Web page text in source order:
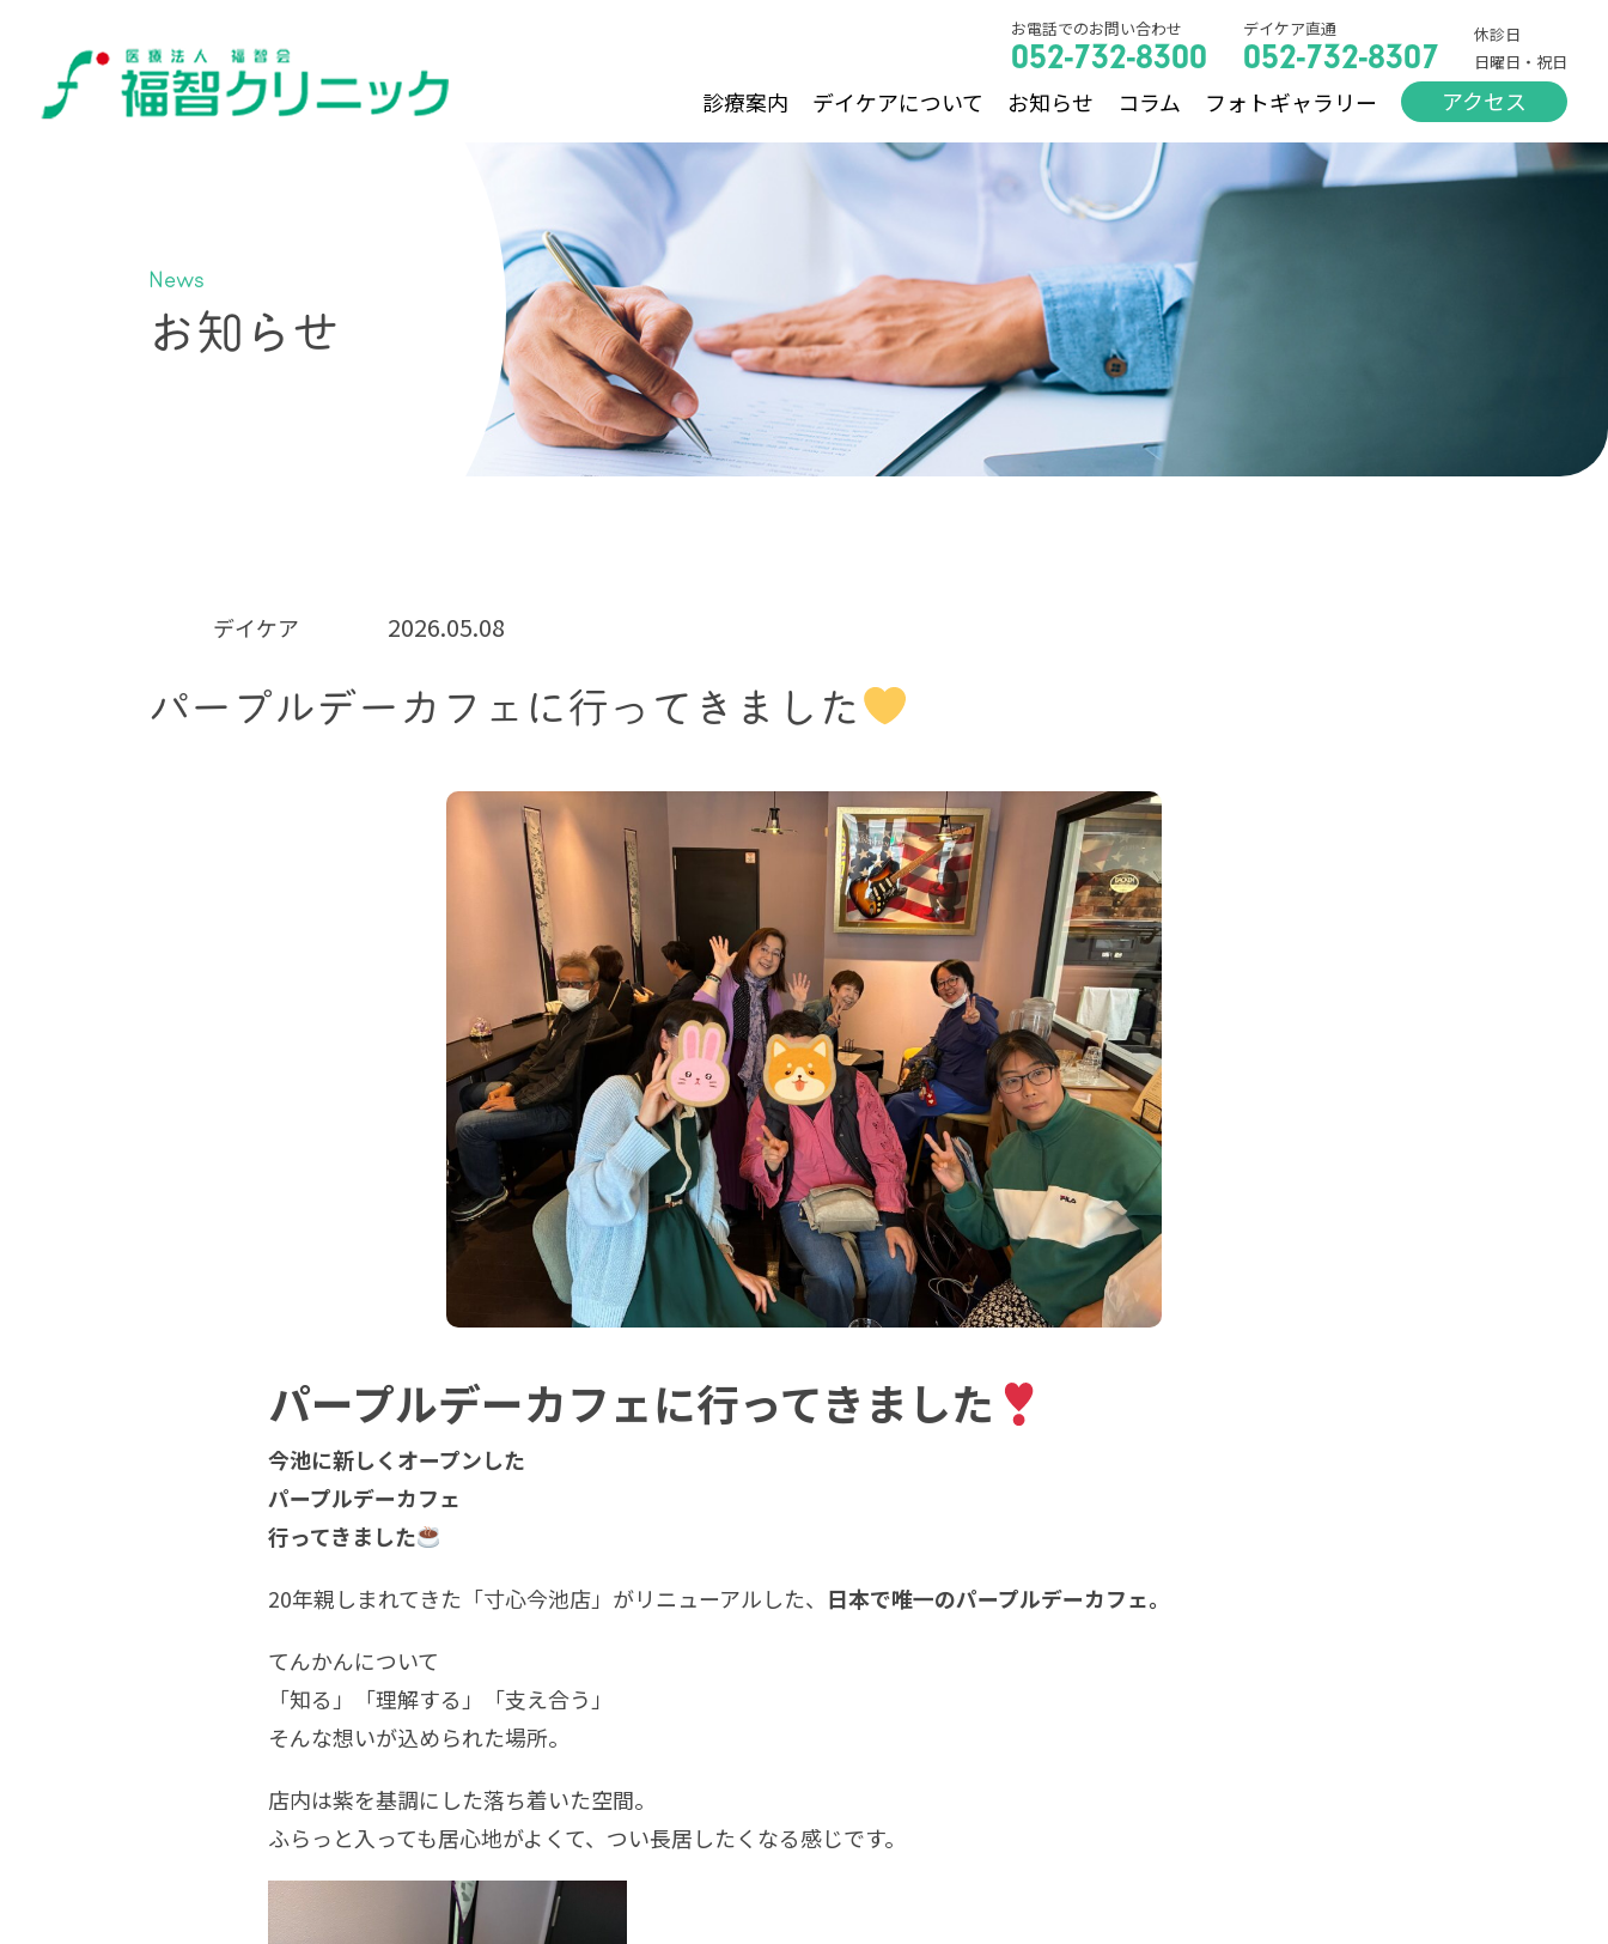
お電話でのお問い合わせ
052-732-8300
デイケア直通
052-732-8307
休診日
日曜日・祝日
診療案内 デイケアについて お知らせ コラム フォトギャラリー アクセス
News
お知らせ
デイケア 2026.05.08
パープルデーカフェに行ってきました
パープルデーカフェに行ってきました
今池に新しくオープンした
パープルデーカフェ
行ってきました
20年親しまれてきた「寸心今池店」がリニューアルした、 日本で唯一のパープルデーカフェ。
てんかんについて
「知る」「理解する」「支え合う」
そんな想いが込められた場所。
店内は紫を基調にした落ち着いた空間。
ふらっと入っても居心地がよくて、つい長居したくなる感じです。